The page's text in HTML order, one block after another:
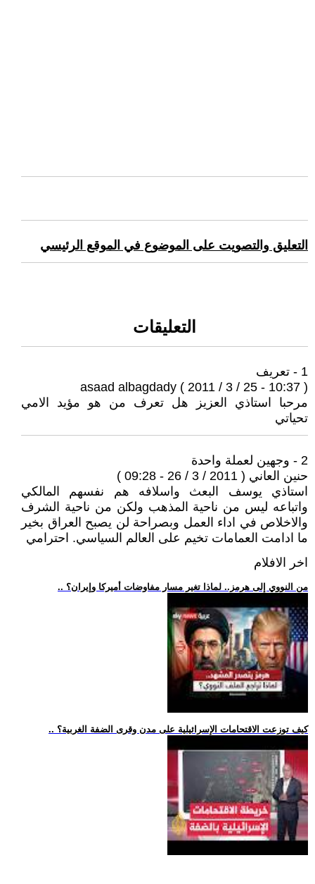
التعليق والتصويت على الموضوع في الموقع الرئيسي
التعليقات
1 - تعريف
asaad albagdady ( 2011 / 3 / 25 - 10:37 )
مرحبا استاذي العزيز هل تعرف من هو مؤيد الامي
تحياتي
2 - وجهين لعملة واحدة
حنين العاني ( 2011 / 3 / 26 - 09:28 )
استاذي يوسف البعث واسلافه هم نفسهم المالكي
واتباعه ليس من ناحية المذهب ولكن من ناحية الشرف
والاخلاص في اداء العمل وبصراحة لن يصبح العراق بخير
ما ادامت العمامات تخيم على العالم السياسي. احترامي
اخر الافلام
.. من النووي إلى هرمز.. لماذا تغير مسار مفاوضات أميركا وإيران؟
.. كيف توزعت الاقتحامات الإسرائيلية على مدن وقرى الضفة الغربية؟